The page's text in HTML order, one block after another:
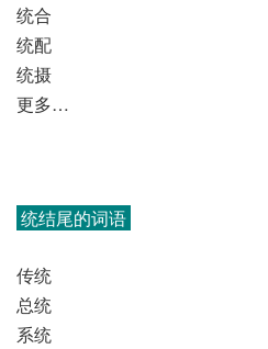
统合
统配
统摄
更多…
统结尾的词语
传统
总统
系统